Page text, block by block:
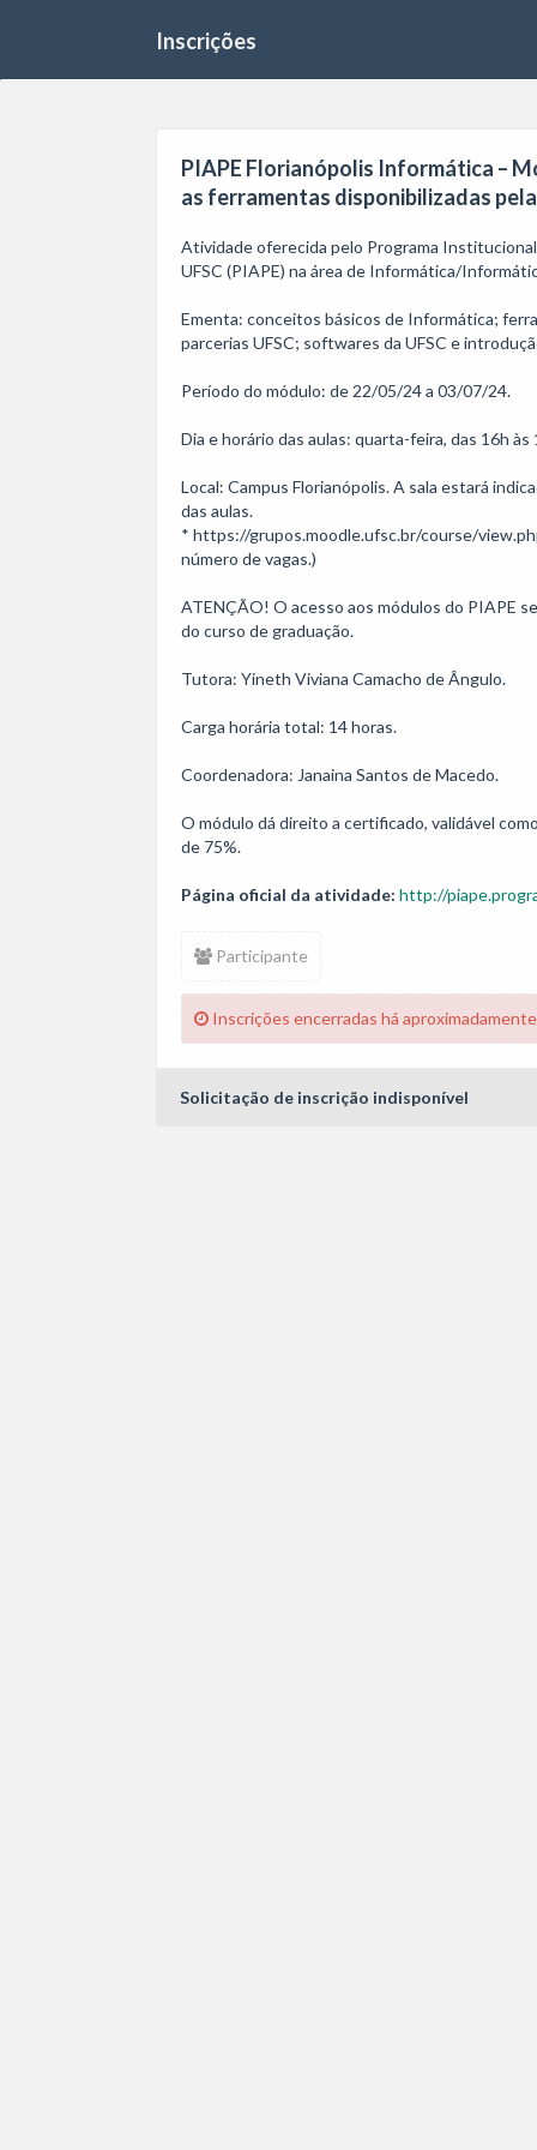
Inscrições
PIAPE Florianópolis Informática –
as ferramentas disponibilizadas
Atividade oferecida pelo Programa
UFSC (PIAPE) na área de Informática/
Ementa: conceitos básicos de Informática;
parcerias UFSC; softwares da UFSC e
Período do módulo: de 22/05/24 a 03/07/24.
Dia e horário das aulas: quarta-feira, das 16h às
Local: Campus Florianópolis. A sala estará
das aulas.
* https://grupos.moodle.ufsc.br/course/
número de vagas.)
ATENÇÃO! O acesso aos módulos do PIAPE
do curso de graduação.
Tutora: Yineth Viviana Camacho de Ângulo.
Carga horária total: 14 horas.
Coordenadora: Janaina Santos de Macedo.
O módulo dá direito a certificado, validável
de 75%.
Página oficial da atividade: http://
Participante
Inscrições encerradas há
Solicitação de inscrição indisponível